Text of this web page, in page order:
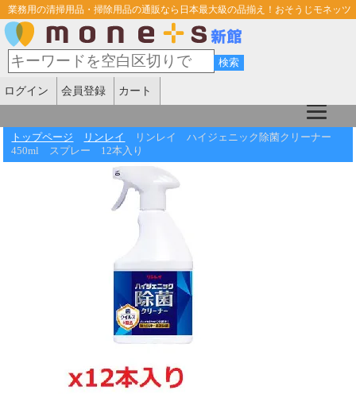
業務用の清掃用品・掃除用品の通販なら日本最大級の品揃え！おそうじモネッツ
ログイン 会員登録 カート
トップページ リンレイ
リンレイ ハイジェニック除菌クリーナー
450ml スプレー 12本入り